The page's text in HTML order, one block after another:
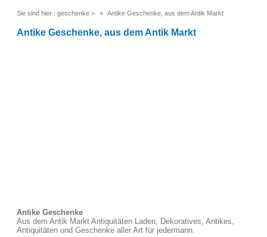
Sie sind hier : geschenke > Antike Geschenke, aus dem Antik Markt
Antike Geschenke, aus dem Antik Markt
Antike Geschenke
Aus dem Antik Markt Antiquitäten Laden, Dekoratives, Antikes,
Antiquitäten und Geschenke aller Art für jedermann.